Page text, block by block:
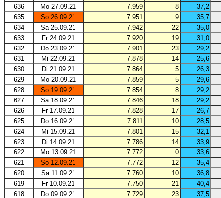
636
Mo 27.09.21 7.959 8
37,2
635
So 26.09.21 7.951 9
35,7
634
Sa 25.09.21 7.942 22
35,0
633
Fr 24.09.21 7.920 19
31,0
632
Do 23.09.21 7.901 23
29,2
631
Mi 22.09.21 7.878 14
25,6
630
Di 21.09.21 7.864 5
26,3
629
Mo 20.09.21 7.859 5
29,6
628
So 19.09.21 7.854 8
29,2
627
Sa 18.09.21 7.846 18
29,2
626
Fr 17.09.21 7.828 17
26,7
625
Do 16.09.21 7.811 10
28,5
624
Mi 15.09.21 7.801 15
32,1
623
Di 14.09.21 7.786 14
33,9
622
Mo 13.09.21 7.772 0
33,6
621
So 12.09.21 7.772 12
35,4
620
Sa 11.09.21 7.760 10
36,8
619
Fr 10.09.21 7.750 21
40,4
618
Do 09.09.21 7.729 23
37,5